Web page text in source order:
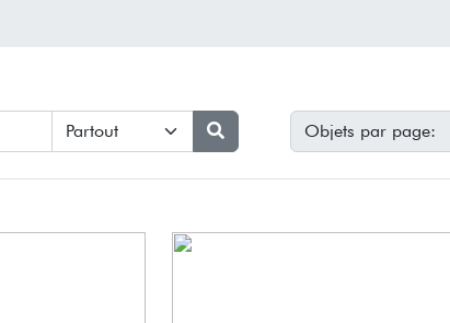
Objets par page: